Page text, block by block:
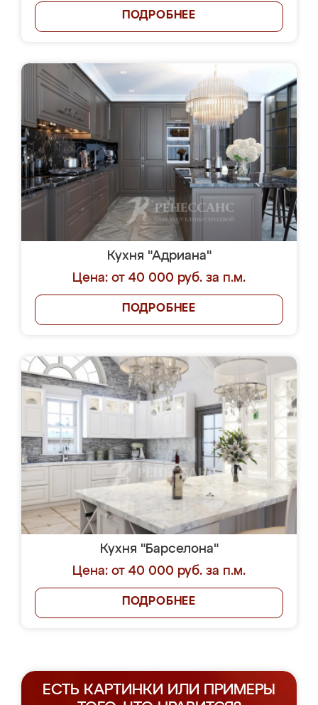
ПОДРОБНЕЕ
Кухня "Адриана"
Цена: от 40 000 руб. за п.м.
ПОДРОБНЕЕ
Кухня "Барселона"
Цена: от 40 000 руб. за п.м.
ПОДРОБНЕЕ
ЕСТЬ КАРТИНКИ ИЛИ ПРИМЕРЫ